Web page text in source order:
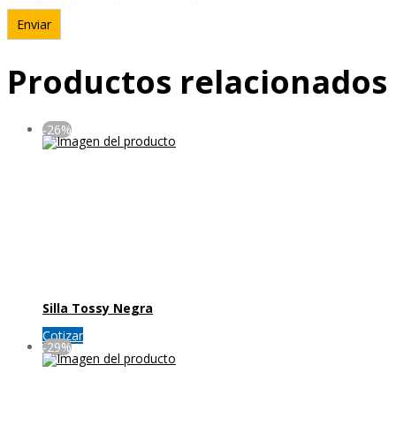
Productos relacionados
-26%
Silla Tossy Negra
Cotizar
-29%